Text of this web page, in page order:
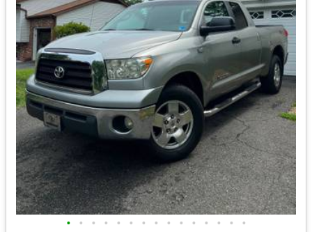
• • • • • • • • • • • • • • •